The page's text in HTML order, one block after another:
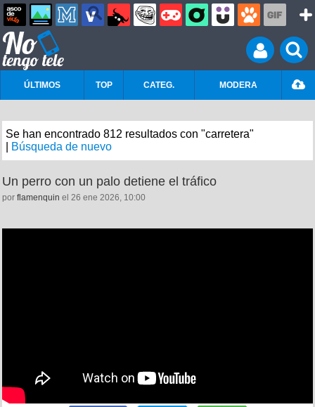
ÚLTIMOS TOP CATEG. MODERA
Se han encontrado 812 resultados con "carretera"
Búsqueda de nuevo
Un perro con un palo detiene el tráfico
por flamenquin el 26 ene 2026, 10:00